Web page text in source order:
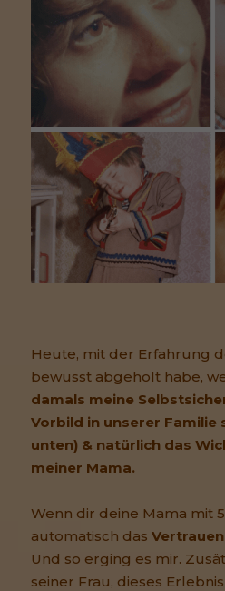
Heute, mit der Erfahrung
bewusst abgeholt habe,
damals meine
Vorbild in unserer
unten) & natürlich das
meiner Mama.
Wenn dir deine Mama mit
automatisch das
Und so erging es mir.
seiner Frau, dieses